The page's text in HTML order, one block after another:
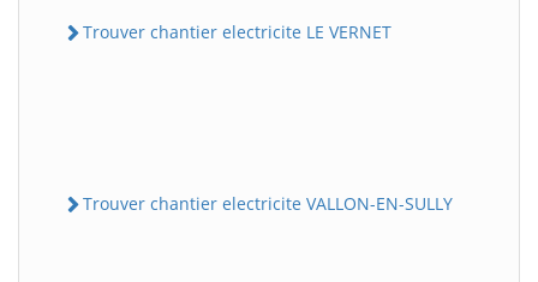
Trouver chantier electricite LE VERNET
Trouver chantier electricite VALLON-EN-SULLY